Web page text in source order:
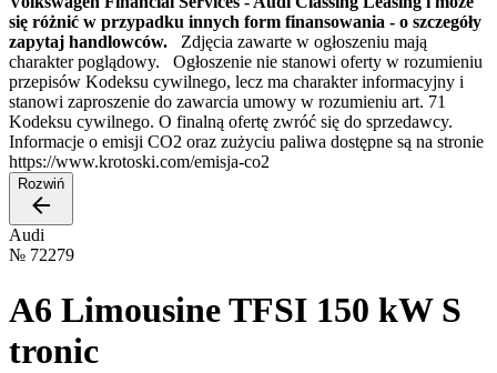
się różnić w przypadku innych form finansowania - o szczegóły
zapytaj handlowców. Zdjęcia zawarte w ogłoszeniu mają
charakter poglądowy. Ogłoszenie nie stanowi oferty w rozumieniu
przepisów Kodeksu cywilnego, lecz ma charakter informacyjny i
stanowi zaproszenie do zawarcia umowy w rozumieniu art. 71
Kodeksu cywilnego. O finalną ofertę zwróć się do sprzedawcy.
Informacje o emisji CO2 oraz zużyciu paliwa dostępne są na stronie
https://www.krotoski.com/emisja-co2
Rozwiń
Audi
№ 72279
A6 Limousine TFSI 150 kW S
tronic